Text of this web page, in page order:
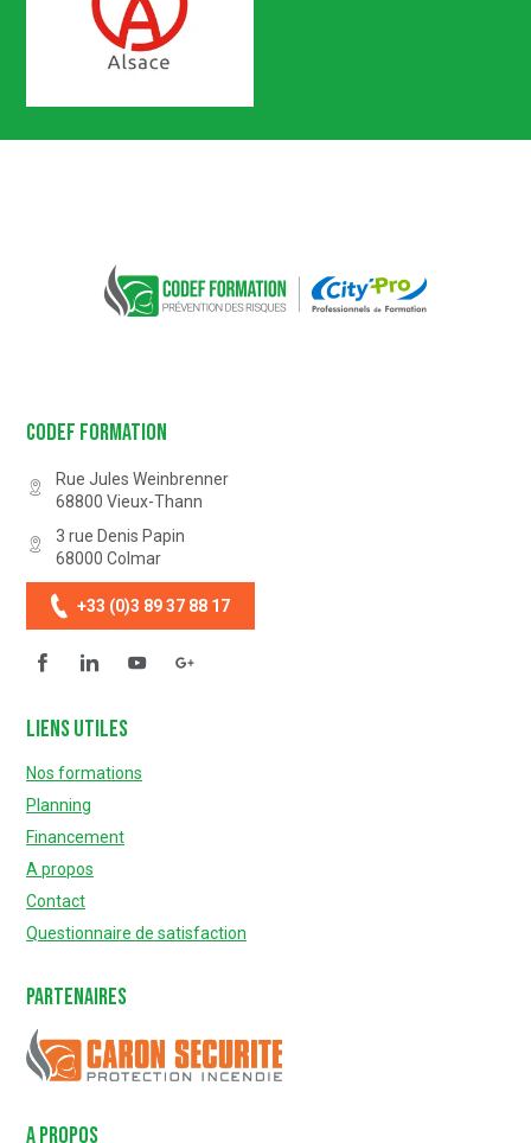
Certification n° 5619
Partenaire Marque Alsace
Codef Formation
Rue Jules Weinbrenner
68800 Vieux-Thann
3 rue Denis Papin
68000 Colmar
+33 (0)3 89 37 88 17
FacebookLinkedinYouTube
Liens utiles
Nos formations
Planning
Financement
A propos
Contact
Questionnaire de satisfaction
Partenaires
Caron Sécurité
A PROPOS